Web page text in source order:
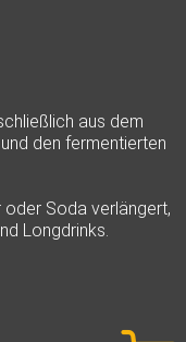
aus dem
den fermentierten
oder Soda verlängert,
Longdrinks.